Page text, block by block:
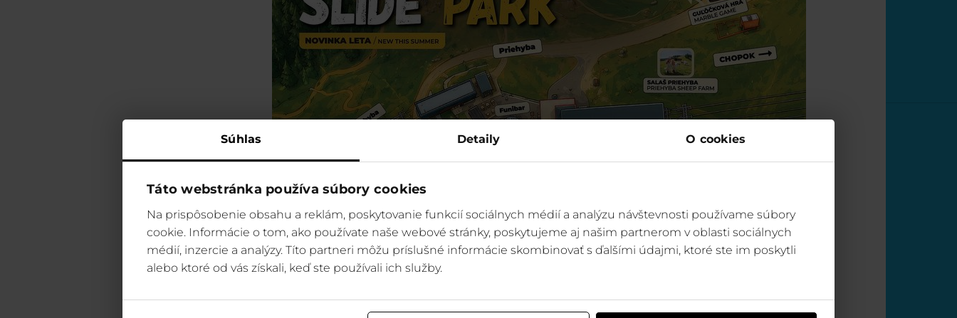
Súhlas Detaily O cookies
Táto webstránka používa súbory cookies
Na prispôsobenie obsahu a reklám, poskytovanie funkcií sociálnych médií a analýzu návštevnosti používame súbory
cookie. Informácie o tom, ako používate naše webové stránky, poskytujeme aj našim partnerom v oblasti sociálnych
médií, inzercie a analýzy. Títo partneri môžu príslušné informácie skombinovať s ďalšími údajmi, ktoré ste im poskytli
alebo ktoré od vás získali, keď ste používali ich služby.